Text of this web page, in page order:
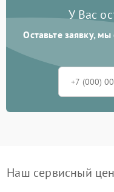
У Вас
Оставьте заявку,
Наш сервисный